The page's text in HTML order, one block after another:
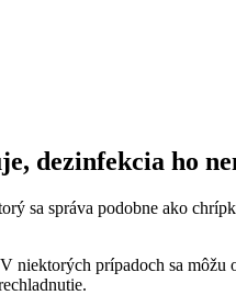
dezinfekcia ho
sa správa podobne ako
prípadoch sa